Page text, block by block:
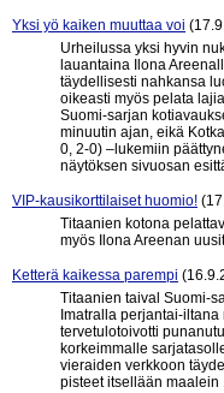
Yksi yö kaiken muuttaa voi
Urheilussa yksi hyvin
lauantaina Ilona
täydellisesti nahkansa
oikeasti myös pelata
Suomi-sarjan
minuutin ajan, eikä
0, 2-0) –lukemiin
näytöksen sivuosan
VIP-kausikorttilaiset huomio!
Titaanien kotona
myös Ilona Areenan
Ketterä kaikessa parempi
Titaanien taival Suomi-
Imatralla perjantai-
tervetulotoivotti
korkeimmalle
vieraiden verkkoon
pisteet itsellään maalein